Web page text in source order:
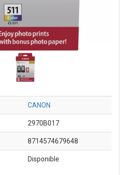
CANON
2970B017
8714574679648
Disponible